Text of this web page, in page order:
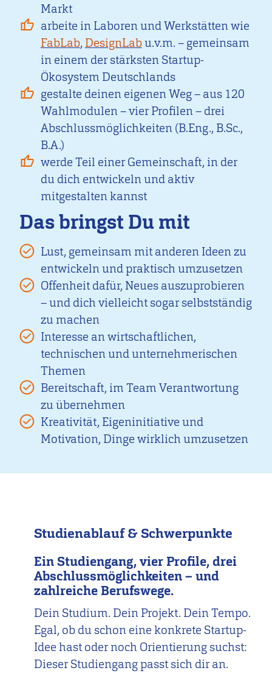
Markt
arbeite in Laboren und Werkstätten wie
FabLab, DesignLabu.v.m. – gemeinsam
in einem der stärksten Startup-
Ökosystem Deutschlands
gestalte deinen eigenen Weg – aus 120
Wahlmodulen – vier Profilen – drei
Abschlussmöglichkeiten (B.Eng., B.Sc.,
B.A.)
werde Teil einer Gemeinschaft, in der
du dich entwickeln und aktiv
mitgestalten kannst
Das bringst Du mit
Lust, gemeinsam mit anderen Ideen zu
entwickeln und praktisch umzusetzen
Offenheit dafür, Neues auszuprobieren
– und dich vielleicht sogar selbstständig
zu machen
Interesse an wirtschaftlichen,
technischen und unternehmerischen
Themen
Bereitschaft, im Team Verantwortung
zu übernehmen
Kreativität, Eigeninitiative und
Motivation, Dinge wirklich umzusetzen
Studienablauf & Schwerpunkte
Ein Studiengang, vier Profile, drei
Abschlussmöglichkeiten – und
zahlreiche Berufswege.
Dein Studium. Dein Projekt. Dein Tempo.
Egal, ob du schon eine konkrete Startup-
Idee hast oder noch Orientierung suchst:
Dieser Studiengang passt sich dir an.